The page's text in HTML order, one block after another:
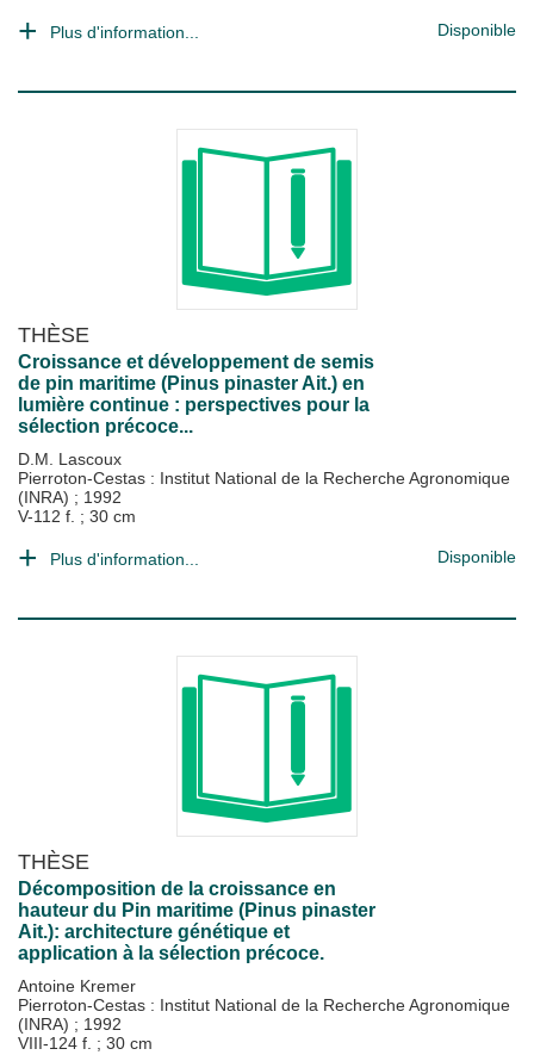
Plus d'information... Disponible
THÈSE
Croissance et développement de semis
de pin maritime (Pinus pinaster Ait.) en
lumière continue : perspectives pour la
sélection précoce...
D.M. Lascoux
Pierroton-Cestas : Institut National de la Recherche Agronomique
(INRA) ; 1992
V-112 f. ; 30 cm
Plus d'information... Disponible
THÈSE
Décomposition de la croissance en
hauteur du Pin maritime (Pinus pinaster
Ait.): architecture génétique et
application à la sélection précoce.
Antoine Kremer
Pierroton-Cestas : Institut National de la Recherche Agronomique
(INRA) ; 1992
VIII-124 f. ; 30 cm